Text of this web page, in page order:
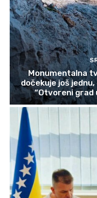
Monumentalna
dočekuje još
“Otvoreni grad